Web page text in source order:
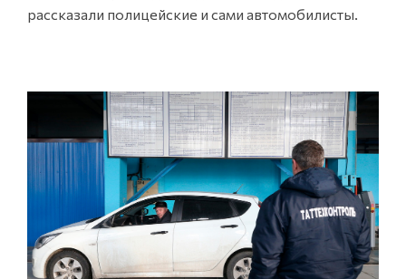
рассказали полицейские и сами автомобилисты.